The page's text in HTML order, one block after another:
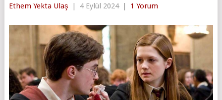
Ethem Yekta Ulaş | 4 Eylül 2024 | 1 Yorum